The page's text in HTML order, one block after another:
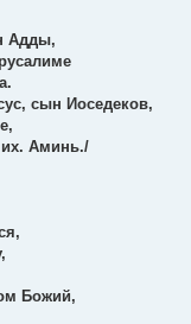
Адды,
сын Иоседеков,
Аминь./
Божий,